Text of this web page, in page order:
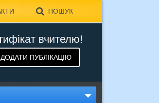
ПОШУК
вчителю!
ДОДАТИ ПУБЛІКАЦІЮ